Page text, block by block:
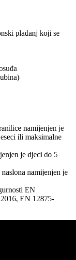
pladanj koji se
namijenjen je
ili maksimalne
je djeci do 5
namijenjen je
EN
EN 12875-